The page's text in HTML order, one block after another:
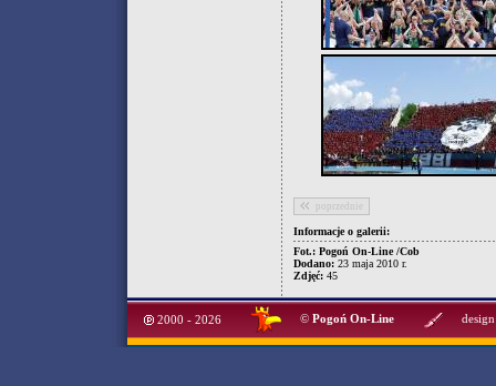
poprzednie
Informacje o galerii:
Fot.: Pogoń On-Line /Cob
Dodano: 23 maja 2010 r.
Zdjęć: 45
2000 - 2026 © Pogoń On-Line